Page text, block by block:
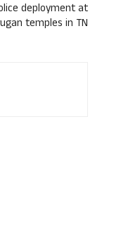
deployment at
temples in TN